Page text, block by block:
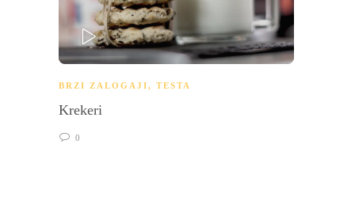
PLAY
BRZI ZALOGAJI, TESTA
Krekeri
0